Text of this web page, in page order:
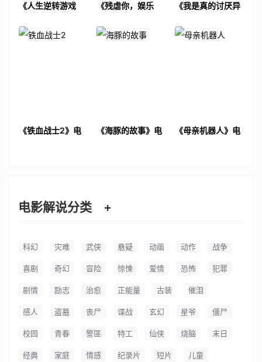
《人生逆转游戏
《残虐你，娱乐
《我是真的讨厌异
案
《铁血战士2》电
《海豚的故事》电
《母亲机器人》电
电影解说分类 +
科幻 灾难 武侠 悬疑 动画 动作 战争
喜剧 奇幻 冒险 惊悚 爱情 恐怖 犯罪
剧情 励志 治愈 正能量 古装 催泪
感人 盗墓 丧尸 谍战 玄幻 星爷 僵尸
校园 青春 警匪 特工 仙侠 烧脑 末日
经典 家庭 情感 纪录片 短片 儿童